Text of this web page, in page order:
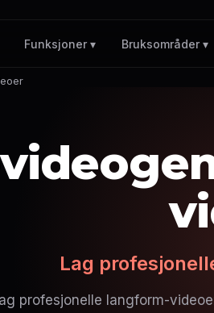
Funksjoner ▾ Bruksområder ▾
Lag
profesjonelle langform-